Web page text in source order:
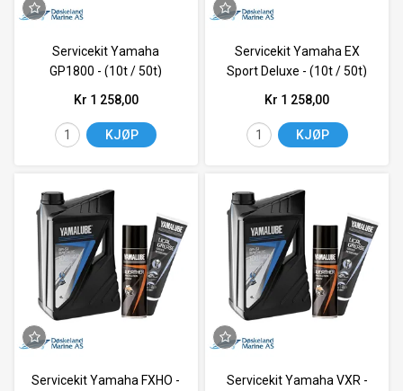
Servicekit Yamaha
GP1800 - (10t / 50t)
Kr 1 258,00
KJØP
Servicekit Yamaha EX
Sport Deluxe - (10t / 50t)
Kr 1 258,00
KJØP
Servicekit Yamaha FXHO -
Servicekit Yamaha VXR -